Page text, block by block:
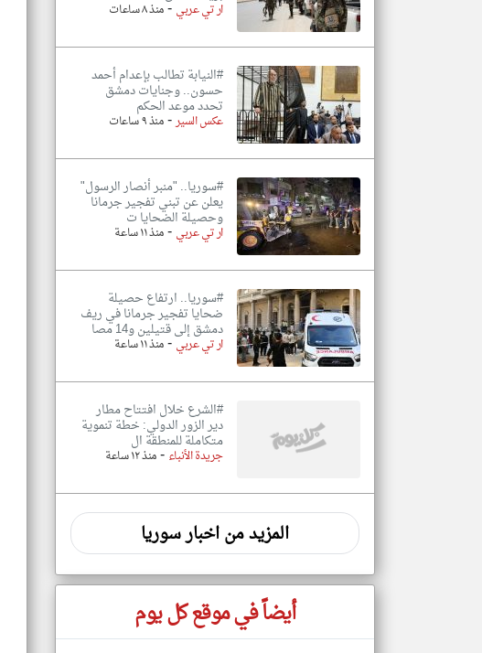
ار تي عربي-منذ ٨ ساعات
#النيابة تطالب بإعدام أحمد
حسون.. وجنايات دمشق
تحدد موعد الحكم
عكس السير-منذ ٩ ساعات
#سوريا.. "منبر أنصار الرسول"
يعلن عن تبني تفجير جرمانا
وحصيلة الضحايا ت
ار تي عربي -منذ ١١ ساعة
#سوريا.. ارتفاع حصيلة
ضحايا تفجير جرمانا في ريف
دمشق إلى قتيلين و14 مصا
ار تي عربي-منذ ١١ ساعة
#الشرع خلال افتتاح مطار
دير الزور الدولي: خطة تنموية
متكاملة للمنطقة ال
جريدة الأنباء -منذ ١٢ ساعة
المزيد من اخبار سوريا
أيضاً في موقع كل يوم